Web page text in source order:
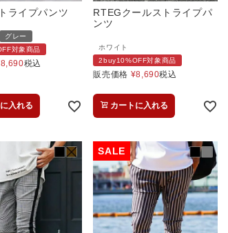
ライプパンツ
グレー
対象商品
8,690税込
入れる
RTEGクールストライプパ
ンツ
ホワイト
2buy10%OFF対象商品
販売価格 ¥8,690税込
カートに入れる